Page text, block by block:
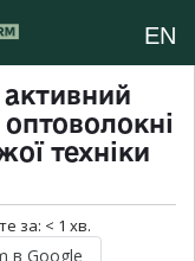
EN
техніки
за: < 1 хв.
в Google